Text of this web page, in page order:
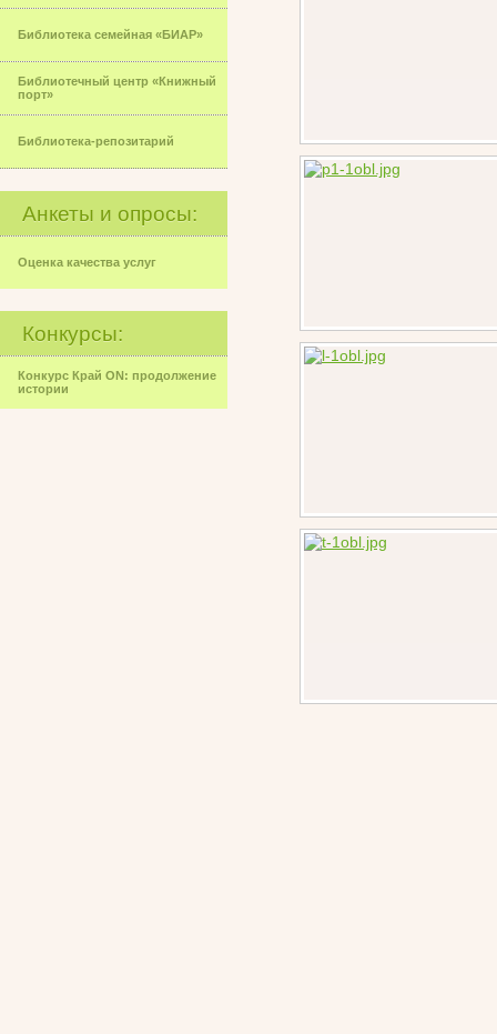
Библиотека семейная «БИАР»
Библиотечный центр «Книжный
порт»
Библиотека-репозитарий
Анкеты и опросы:
Оценка качества услуг
Конкурсы:
Конкурс Край ON: продолжение
истории